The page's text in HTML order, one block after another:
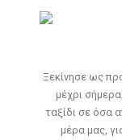
Ξεκίνησε ως
μέχρι
ταξίδι σε όσα
μέρα μας,